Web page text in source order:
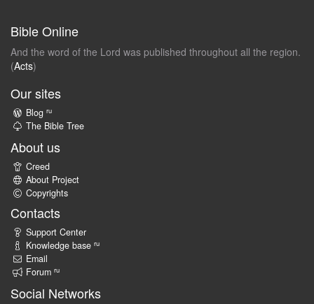
Bible Online
And the word of the Lord was published throughout all the region.
(Acts)
Our sites
Blog ru
The Bible Tree
About us
Creed
About Project
Copyrights
Contacts
Support Center
Knowledge base ru
Email
Forum ru
Social Networks